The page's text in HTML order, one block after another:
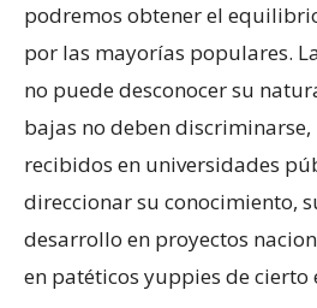
podremos obtener el
por las mayorías populares.
no puede desconocer su
bajas no deben
recibidos en universidades
direccionar su conocimiento,
desarrollo en proyectos
en patéticos yuppies de cierto